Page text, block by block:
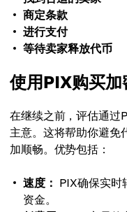
商定条款
进行支付
等待卖家释放代币
使用PIX购买
在继续之前，评估通过
主意。这将帮助你避免
加顺畅。优势包括：
速度： PIX确保实时
资金。